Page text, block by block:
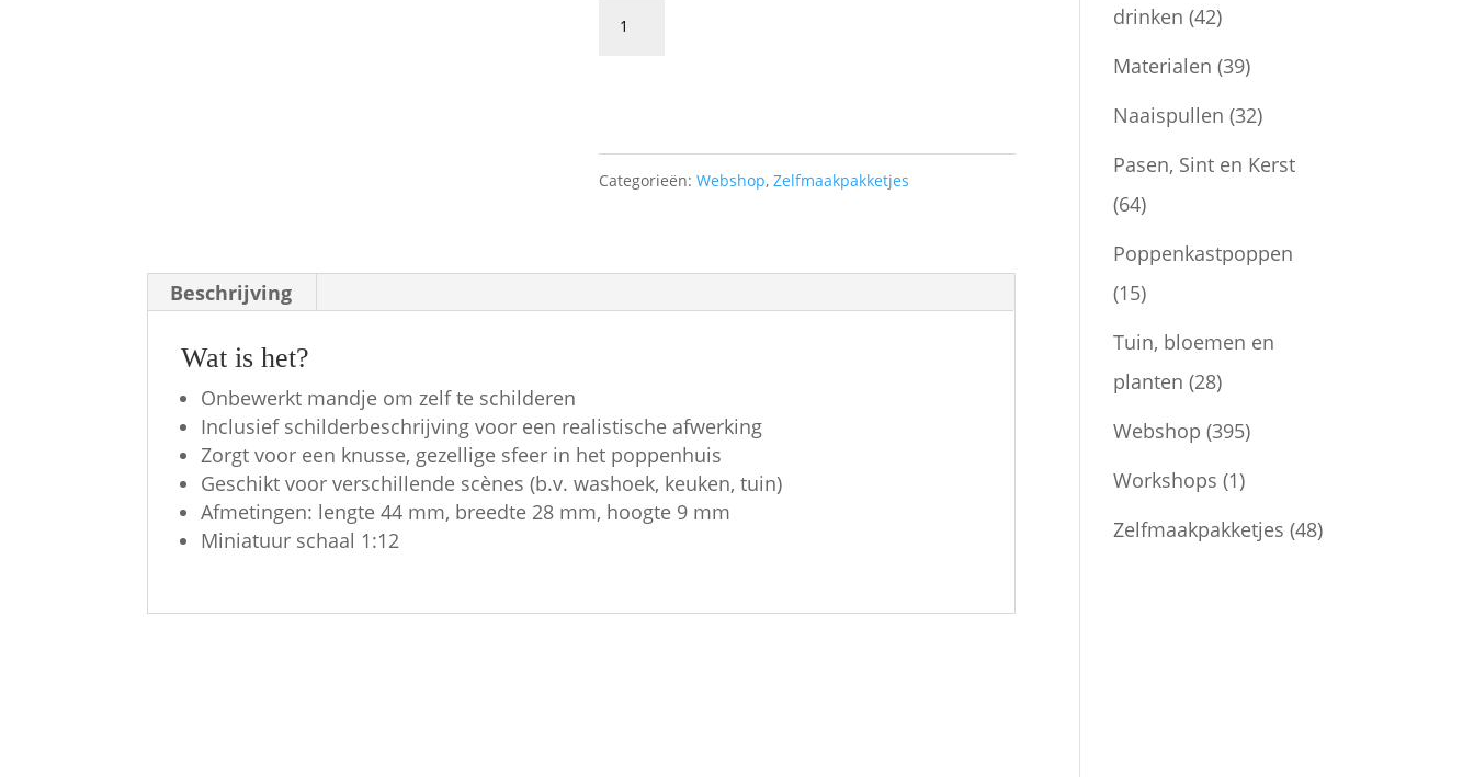
Mandje
schilderen
Categorieën:Webshop,Zelfmaakpakketjes
Beschrijving
Wat is het?
Onbewerkt mandje om zelf te schilderen
Inclusief schilderbeschrijving voor een realistische afwerking
Zorgt voor een knusse, gezellige sfeer in het poppenhuis
Geschikt voor verschillende scènes (b.v. washoek, keuken, tuin)
Afmetingen: lengte 44 mm, breedte 28 mm, hoogte 9 mm
Miniatuur schaal 1:12
drinken (42)
Materialen (39)
Naaispullen (32)
Pasen, Sint en Kerst
(64)
Poppenkastpoppen
(15)
Tuin, bloemen en
planten (28)
Webshop (395)
Workshops (1)
Zelfmaakpakketjes (48)